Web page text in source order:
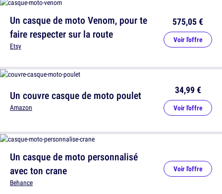
Un casque de moto Venom, pour te
faire respecter sur la route
Etsy
575,05 €
Voir l'offre
Un couvre casque de moto poulet
Amazon
34,99 €
Voir l'offre
Un casque de moto personnalisé
avec ton crane
Behance
Voir l'offre